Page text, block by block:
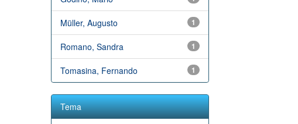
1
Müller, Augusto
1
Romano, Sandra
1
Tomasina, Fernando
Tema